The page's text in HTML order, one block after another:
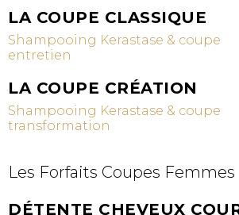
LA COUPE CLASSIQUE
Shampooing Kerastase & coupe
entretien
LA COUPE CRÉATION
Shampooing Kerastase & coupe
transformation
Les Forfaits Coupes Femmes
DÉTENTE CHEVEUX